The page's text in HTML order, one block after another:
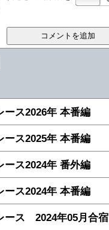
ース2026年 本番編
ース2025年 本番編
ース2024年 番外編
ース2024年 本番編
ース 2024年05月合宿